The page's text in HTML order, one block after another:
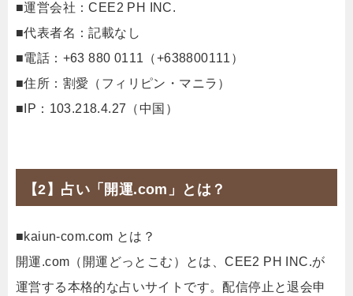
■運営会社：CEE2 PH INC.
■代表者名：記載なし
■電話：+63 880 0111（+638800111）
■住所：割愛（フィリピン・マニラ）
■IP：103.218.4.27（中国）
【2】占い「開運.com」とは？
■kaiun-com.com とは？
開運.com（開運どっとこむ）とは、CEE2 PH INC.が
運営する本格的な占いサイトです。配信停止と退会申